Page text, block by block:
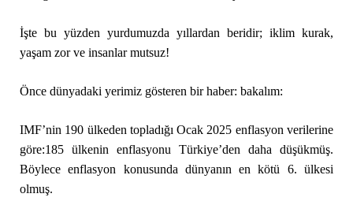
İşte bu yüzden yurdumuzda yıllardan beridir; iklim kurak,
yaşam zor ve insanlar mutsuz!
Önce dünyadaki yerimiz gösteren bir haber: bakalım:
IMF’nin 190 ülkeden topladığı Ocak 2025 enflasyon verilerine
göre:185 ülkenin enflasyonu Türkiye’den daha düşükmüş.
Böylece enflasyon konusunda dünyanın en kötü 6. ülkesi
olmuş.